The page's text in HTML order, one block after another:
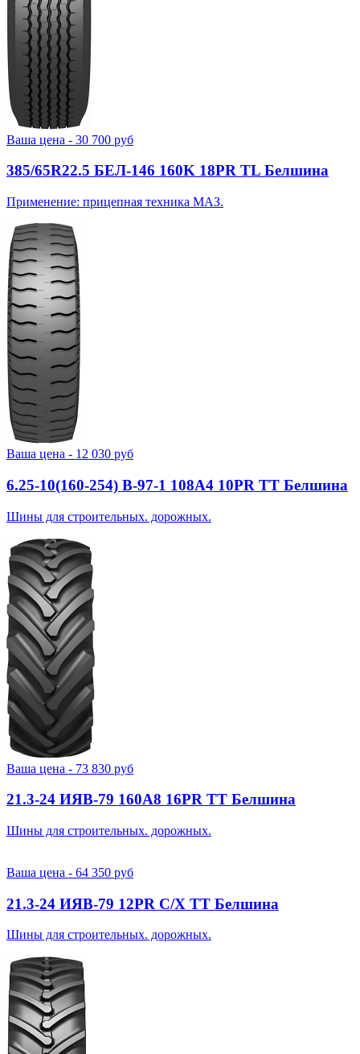
Ваша цена - 30 700 руб
385/65R22.5 БЕЛ-146 160K 18PR TL Белшина
Применение: прицепная техника МАЗ.
Ваша цена - 12 030 руб
6.25-10(160-254) В-97-1 108A4 10PR TT Белшина
Шины для строительных. дорожных.
Ваша цена - 73 830 руб
21.3-24 ИЯВ-79 160A8 16PR TT Белшина
Шины для строительных. дорожных.
Ваша цена - 64 350 руб
21.3-24 ИЯВ-79 12PR С/Х TT Белшина
Шины для строительных. дорожных.